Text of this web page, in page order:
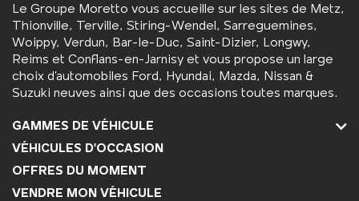
Le Groupe Moretto vous accueille sur les sites de Metz,
Thionville, Terville, Stiring-Wendel, Sarreguemines,
Woippy, Verdun, Bar-le-Duc, Saint-Dizier, Longwy,
Reims et Conflans-en-Jarnisy et vous propose un large
choix d’automobiles Ford, Hyundai, Mazda, Nissan &
Suzuki neuves ainsi que des occasions toutes marques.
GAMMES DE VÉHICULE
VÉHICULES D'OCCASION
OFFRES DU MOMENT
VENDRE MON VÉHICULE